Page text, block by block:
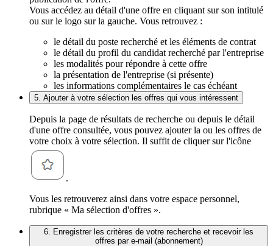
Vous accédez au détail d'une offre en cliquant sur son intitulé
ou sur le logo sur la gauche. Vous retrouvez :
le détail du poste recherché et les éléments de contrat
le détail du profil du candidat recherché par l'entreprise
les modalités pour répondre à cette offre
la présentation de l'entreprise (si présente)
les informations complémentaires le cas échéant
5. Ajouter à votre sélection les offres qui vous intéressent
Depuis la page de résultats de recherche ou depuis le détail
d'une offre consultée, vous pouvez ajouter la ou les offres de
votre choix à votre sélection. Il suffit de cliquer sur l'icône
.
Vous les retrouverez ainsi dans votre espace personnel,
rubrique « Ma sélection d'offres ».
6. Enregistrer les critères de votre recherche et recevoir les
offres par e-mail (abonnement)